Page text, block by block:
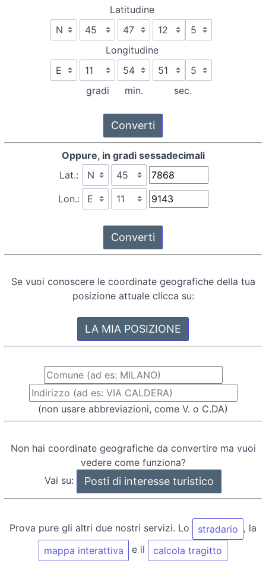
Latitudine
Longitudine
gradi min. sec.
Oppure, in gradi sessadecimali
Lat.:
Lon.:
Se vuoi conoscere le coordinate geografiche della tua
posizione attuale clicca su:
(non usare abbreviazioni, come V. o C.DA)
Non hai coordinate geografiche da convertire ma vuoi
vedere come funziona?
Vai su:
Prova pure gli altri due nostri servizi. Lo stradario , la
mappa interattiva
e il calcola tragitto